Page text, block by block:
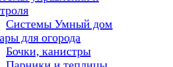
Системы Умный дом
для огорода
Бочки, канистры